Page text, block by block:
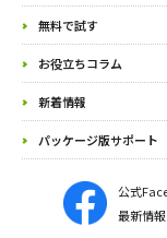
無料で試す
お役立ちコラム
新着情報
パッケージ版サポート
公式
最新情報